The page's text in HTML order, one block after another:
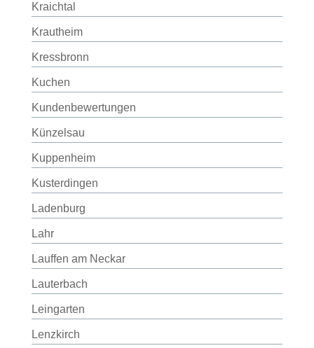
Kraichtal
Krautheim
Kressbronn
Kuchen
Kundenbewertungen
Künzelsau
Kuppenheim
Kusterdingen
Ladenburg
Lahr
Lauffen am Neckar
Lauterbach
Leingarten
Lenzkirch